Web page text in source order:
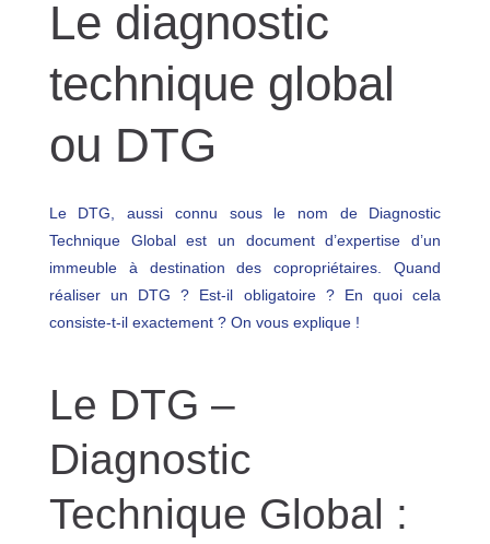
Le diagnostic
technique global
ou DTG
Le DTG, aussi connu sous le nom de Diagnostic
Technique Global est un document d’expertise d’un
immeuble à destination des copropriétaires. Quand
réaliser un DTG ? Est-il obligatoire ? En quoi cela
consiste-t-il exactement ? On vous explique !
Le DTG –
Diagnostic
Technique Global :